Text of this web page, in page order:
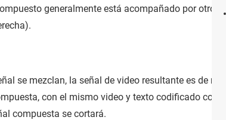
generalmente está acompañado por otros
se mezclan, la señal de video resultante es de
con el mismo video y texto codificado con
compuesta se cortará.